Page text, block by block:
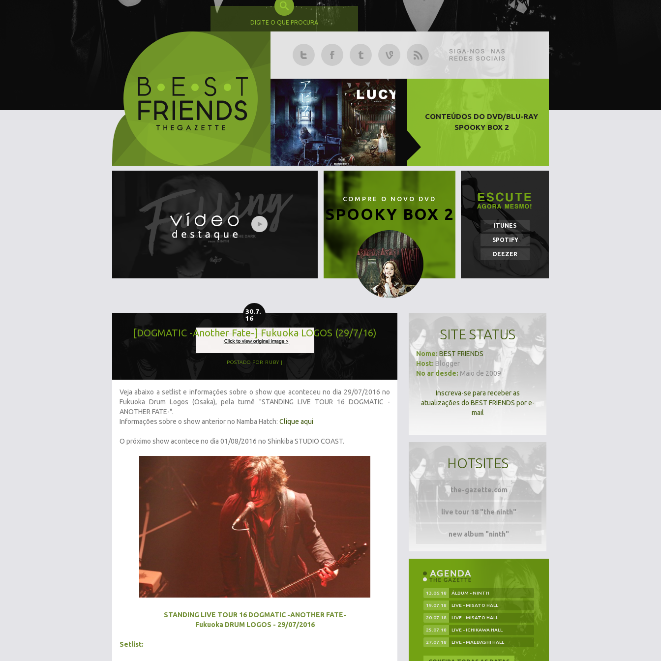
DIGITE O QUE PROCURA
CONTEÚDOS DO DVD/BLU-RAY
SPOOKY BOX 2
COMPRE O NOVO DVD
SPOOKY BOX 2
ITUNES
SPOTIFY
DEEZER
30.7.
16
[DOGMATIC -Another Fate-] Fukuoka LOGOS (29/7/16)
POSTADO POR RUBY
Veja abaixo a setlist e informações sobre o show que aconteceu no dia 29/07/2016 no
Fukuoka Drum Logos (Osaka), pela turnê "STANDING LIVE TOUR 16 DOGMATIC -
ANOTHER FATE-".
Informações sobre o show anterior no Namba Hatch: Clique aqui
O próximo show acontece no dia 01/08/2016 no Shinkiba STUDIO COAST.
STANDING LIVE TOUR 16 DOGMATIC -ANOTHER FATE-
Fukuoka DRUM LOGOS - 29/07/2016
Setlist:
SITE STATUS
Nome: BEST FRIENDS
Host: Blogger
No ar desde: Maio de 2009
Inscreva-se para receber as
atualizações do BEST FRIENDS por e-
mail
HOTSITES
the-gazette.com
live tour 18 "the ninth"
new album "ninth"
13.06.18 ÁLBUM - NINTH
19.07.18 LIVE - MISATO HALL
20.07.18 LIVE - MISATO HALL
25.07.18 LIVE - ICHIKAWA HALL
27.07.18 LIVE - MAEBASHI HALL